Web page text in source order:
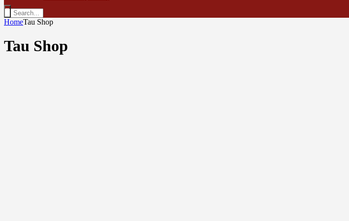
HomeTau Shop
Tau Shop